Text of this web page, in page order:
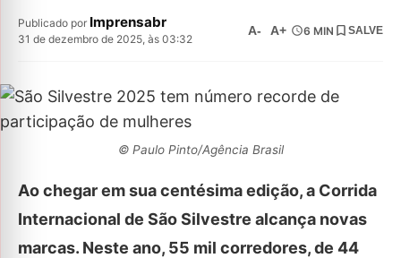
Publicado por Imprensabr
31 de dezembro de 2025, às 03:32
A- A+ 6 MIN SALVE
© Paulo Pinto/Agência Brasil
Ao chegar em sua centésima edição, a Corrida
Internacional de São Silvestre alcança novas
marcas. Neste ano, 55 mil corredores, de 44